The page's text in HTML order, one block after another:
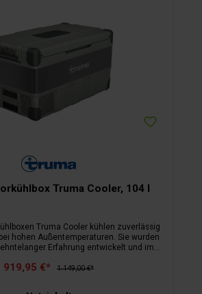
Truma Cooler, 104 l
Truma Cooler kühlen zuverlässig
hohen Außen­tempera­turen. Sie wurden
Erfahrung entwickelt und im
und leichte Blue Kompressor sorgt für
919,95 €* 1.149,00 €*